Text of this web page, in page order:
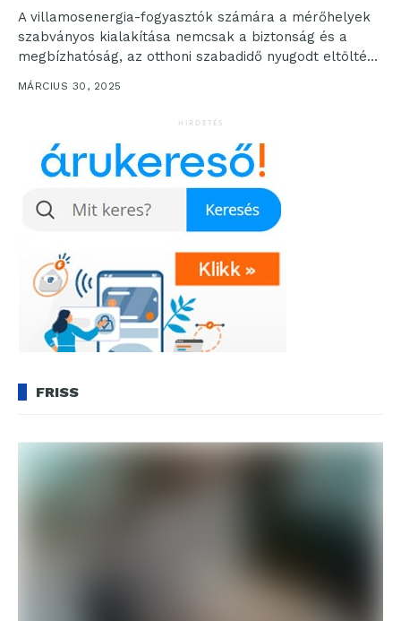
A villamosenergia-fogyasztók számára a mérőhelyek
szabványos kialakítása nemcsak a biztonság és a
megbízhatóság, az otthoni szabadidő nyugodt eltöltése
szempontjából elengedhetetlen, hanem jogszabályi
kötelezettség...
MÁRCIUS 30, 2025
HIRDETÉS
FRISS